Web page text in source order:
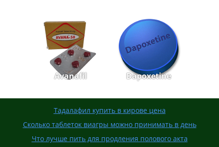
Avanafil Dapoxetine
Тадалафил купить в кирове цена
Сколько таблеток виагры можно принимать в день
Что лучше пить для продления полового акта